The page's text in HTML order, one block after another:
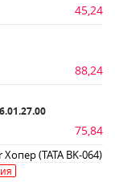
45,24
88,24
75,84
(TATA BK-064)